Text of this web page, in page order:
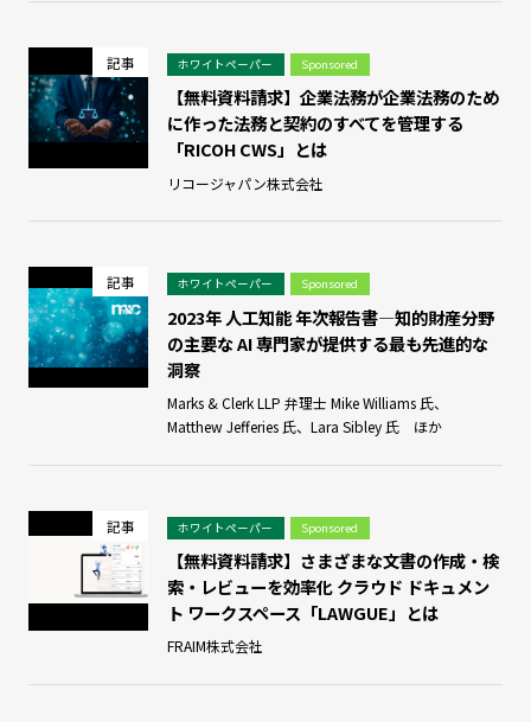
記事 ホワイトペーパー Sponsored
【無料資料請求】企業法務が企業法務のため
に作った法務と契約のすべてを管理する
「RICOH CWS」とは
リコージャパン株式会社
記事 ホワイトペーパー Sponsored
2023年 人工知能 年次報告書—知的財産分野
の主要な AI 専門家が提供する最も先進的な
洞察
Marks & Clerk LLP 弁理士 Mike Williams 氏、
Matthew Jefferies 氏、Lara Sibley 氏 ほか
記事 ホワイトペーパー Sponsored
【無料資料請求】さまざまな文書の作成・検
索・レビューを効率化 クラウド ドキュメン
ト ワークスペース「LAWGUE」とは
FRAIM株式会社